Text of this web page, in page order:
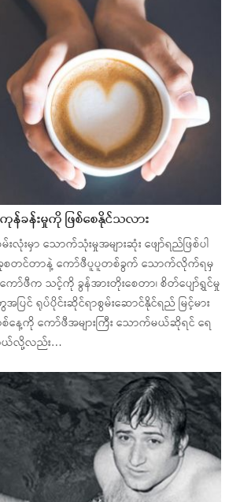
ခန်းမှုကို ဖြစ်စေနိုင်သလား
းမှာ သောက်သုံးမှုအများဆုံး ဖျော်ရည်ဖြစ်ပါ
စတင်တာနဲ့ ကော်ဖီပူပူတစ်ခွက် သောက်လိုက်ရမှ
ကော်ဖီက သင့်ကို ခွန်အားတိုးစေတာ၊ စိတ်ပျော်ရွှင်မှု
ပြင် ရုပ်ပိုင်းဆိုင်ရာစွမ်းဆောင်နိုင်ရည် မြင့်မား
စ်နေ့ကို ကော်ဖီအများကြီး သောက်မယ်ဆိုရင် ရေ
ယ်လို့လည်း…